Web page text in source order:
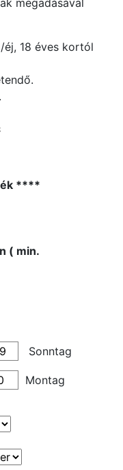
megadásával
18 éves kortól
****
( min.
Sonntag
Montag